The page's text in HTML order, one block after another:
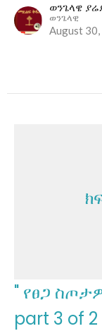
ወንጌላዌ
ወንጌላዊ
August
" የፀጋ
part 3 of 2